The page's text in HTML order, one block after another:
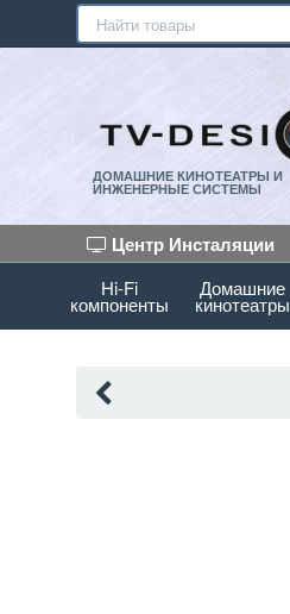
ДОМАШНИЕ КИНОТЕАТРЫ И
ИНЖЕНЕРНЫЕ СИСТЕМЫ
Центр Инсталяции
Hi-Fi
компоненты
Домашние
кинотеатры